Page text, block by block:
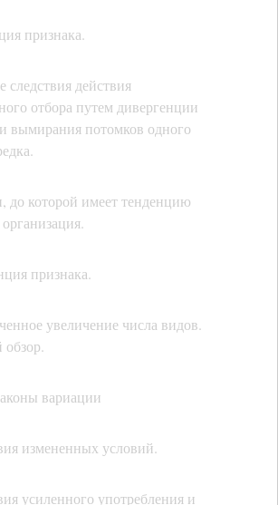
признака.
следствия действия
отбора путем дивергенции
вымирания потомков одного
до которой имеет тенденцию
признака.
увеличение числа видов.
вариации
измененных условий.
усиленного употребления и